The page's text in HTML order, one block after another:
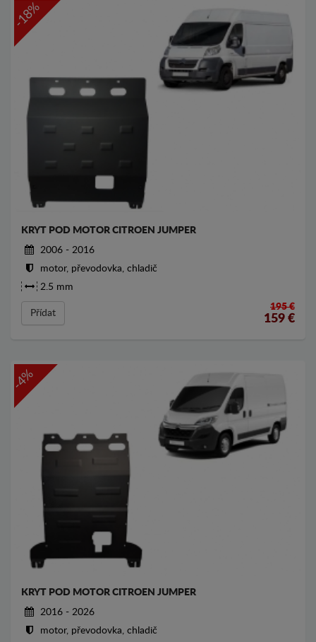
-18%
KRYT POD MOTOR CITROEN JUMPER
2006 - 2016
motor, převodovka, chladič
2.5 mm
Přídat
195 €
159 €
-4%
KRYT POD MOTOR CITROEN JUMPER
2016 - 2026
motor, převodovka, chladič